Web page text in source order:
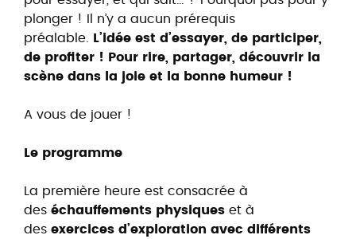
plonger ! Il n’y a aucun prérequis
préalable.
L’idée est d’essayer, de participer,
de profiter ! Pour rire, partager, découvrir la
scène dans la joie et la bonne humeur !
A vous de jouer !
Le programme
La première heure est consacrée à
des échauffements physiques et à
des exercices d’exploration avec différents